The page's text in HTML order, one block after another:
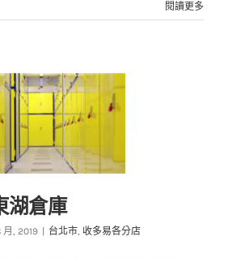
閱讀更多
湖/汐止]東湖倉庫
湖倉庫
月, 2019 台北市, 收多易各分店